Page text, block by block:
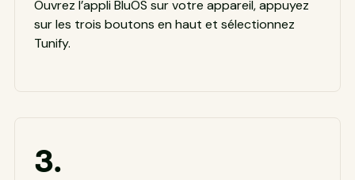
Ouvrez l’appli BluOS sur votre appareil, appuyez
sur les trois boutons en haut et sélectionnez
Tunify.
3.